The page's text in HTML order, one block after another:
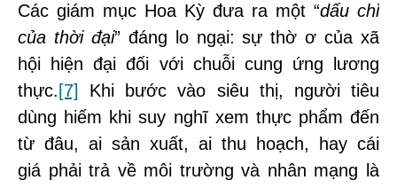
Các giám mục Hoa Kỳ đưa ra một “dấu chỉ
của thời đại” đáng lo ngại: sự thờ ơ của xã
hội hiện đại đối với chuỗi cung ứng lương
thực. [7]
Khi bước vào siêu thị, người tiêu
dùng hiếm khi suy nghĩ xem thực phẩm đến
từ đâu, ai sản xuất, ai thu hoạch, hay cái
giá phải trả về môi trường và nhân mạng là